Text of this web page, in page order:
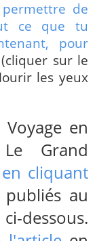
de
ce que tu
pour
(cliquer sur le
les yeux
en
Grand
en cliquant
publiés au
dessous.